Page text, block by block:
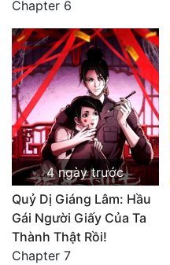
Chapter 6
4 ngày trước
Quỷ Dị Giáng Lâm: Hầu
Gái Người Giấy Của Ta
Thành Thật Rồi!
Chapter 7